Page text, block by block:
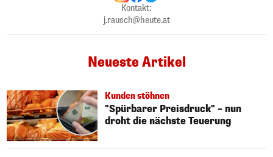
Kontakt:
j.rausch@heute.at
Neueste Artikel
Kunden stöhnen
"Spürbarer Preisdruck" – nun
droht die nächste Teuerung